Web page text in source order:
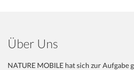
Über Uns
NATURE MOBILE hat sich zur Aufgabe